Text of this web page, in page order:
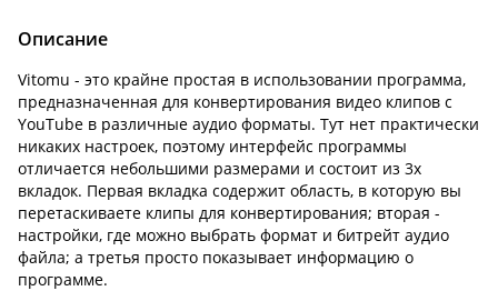
Описание
Vitomu - это крайне простая в использовании программа,
предназначенная для конвертирования видео клипов с
YouTube в различные аудио форматы. Тут нет практически
никаких настроек, поэтому интерфейс программы
отличается небольшими размерами и состоит из 3х
вкладок. Первая вкладка содержит область, в которую вы
перетаскиваете клипы для конвертирования; вторая -
настройки, где можно выбрать формат и битрейт аудио
файла; а третья просто показывает информацию о
программе.